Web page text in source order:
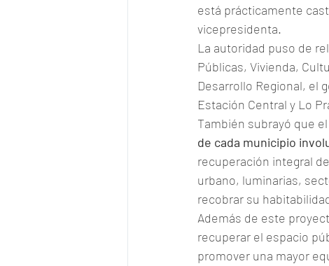
está prácticamente
vicepresidenta.
La autoridad puso de
Públicas, Vivienda,
Desarrollo Regional, el
Estación Central y Lo
También subrayó que
de cada municipio
recuperación integral
urbano, luminarias,
recobrar su
Además de este
recuperar el espacio
promover una mayor